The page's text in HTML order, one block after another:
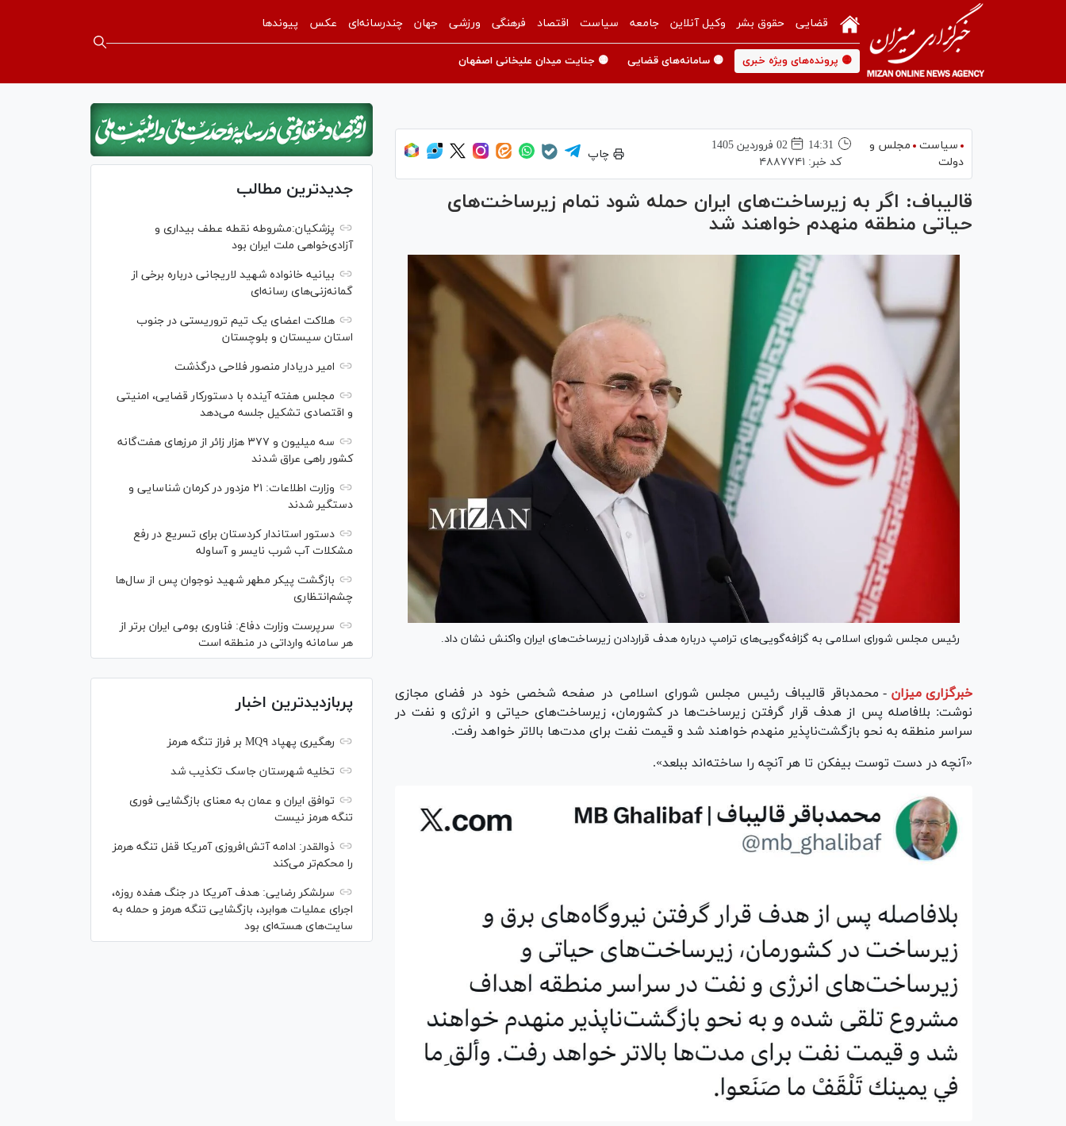
قضایی حقوق بشر وکیل آنلاین جامعه سیاست اقتصاد فرهنگی ورزشی جهان چندرسانه‌ای عکس پیوندها
🟡 پرونده‌های ویژه خبری 🟡 سامانه‌های قضایی 🟡 جنایت میدان علیخانی اصفهان
سیاست
مجلس و
دولت
14:31
02 فروردين 1405
کد خبر: ۴۸۸۷۷۴۱
چاپ
قالیباف: اگر به زیرساخت‌های ایران حمله شود تمام زیرساخت‌های
حیاتی منطقه منهدم خواهند شد
رئیس مجلس شورای اسلامی به گزافه‌گویی‌های ترامپ درباره هدف قراردادن زیرساخت‌های ایران واکنش نشان داد.
خبرگزاری میزان - محمدباقر قالیباف رئیس مجلس شورای اسلامی در صفحه شخصی خود در فضای مجازی
نوشت: بلافاصله پس از هدف قرار گرفتن زیرساخت‌ها در کشورمان، زیرساخت‌های حیاتی و انرژی و نفت در
سراسر منطقه به نحو بازگشت‌ناپذیر منهدم خواهند شد و قیمت نفت برای مدت‌ها بالاتر خواهد رفت.
«آنچه در دست توست بیفکن تا هر آنچه را ساخته‌اند ببلعد».
جدیدترین مطالب
پزشکیان:مشروطه نقطه عطف بیداری و
آزادی‌خواهی ملت ایران بود
بیانیه خانواده شهید لاریجانی درباره برخی از
گمانه‌زنی‌های رسانه‌ای
هلاکت اعضای یک تیم تروریستی در جنوب
استان سیستان و بلوچستان
امیر دریادار منصور فلاحی درگذشت
مجلس هفته آینده با دستورکار قضایی، امنیتی
و اقتصادی تشکیل جلسه می‌دهد
سه میلیون و ۳۷۷ هزار زائر از مرز‌های هفت‌گانه
کشور راهی عراق شدند
وزارت اطلاعات: ۲۱ مزدور در کرمان شناسایی و
دستگیر شدند
دستور استاندار کردستان برای تسریع در رفع
مشکلات آب شرب نایسر و آساوله
بازگشت پیکر مطهر شهید نوجوان پس از سال‌ها
چشم‌انتظاری
سرپرست وزارت دفاع: فناوری بومی ایران برتر از
هر سامانه وارداتی در منطقه است
پربازدیدترین اخبار
رهگیری پهپاد MQ۹ بر فراز تنگه هرمز
تخلیه شهرستان جاسک تکذیب شد
توافق ایران و عمان به معنای بازگشایی فوری
تنگه هرمز نیست
ذوالقدر: ادامه آتش‌افروزی آمریکا قفل تنگه هرمز
را محکم‌تر می‌کند
سرلشکر رضایی: هدف آمریکا در جنگ هفده روزه،
اجرای عملیات هوابرد، بازگشایی تنگه هرمز و حمله به
سایت‌های هسته‌ای بود